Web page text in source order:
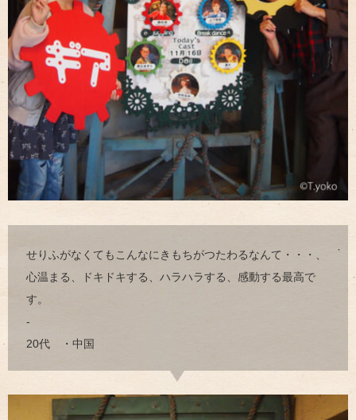
せりふがなくてもこんなにきもちがつたわるなんて・・・、
心温まる、ドキドキする、ハラハラする、感動する最高で
す。
-
20代 ・中国